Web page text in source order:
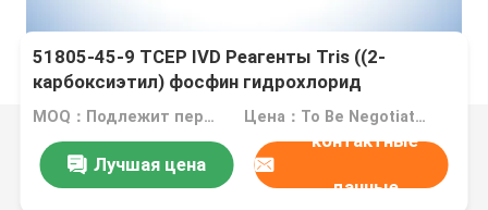
51805-45-9 TCEP IVD Реагенты Tris ((2-
карбоксиэтил) фосфин гидрохлорид
MOQ：Подлежит переговорам Цена：To Be Negotiated
Лучшая цена
контактные
данные